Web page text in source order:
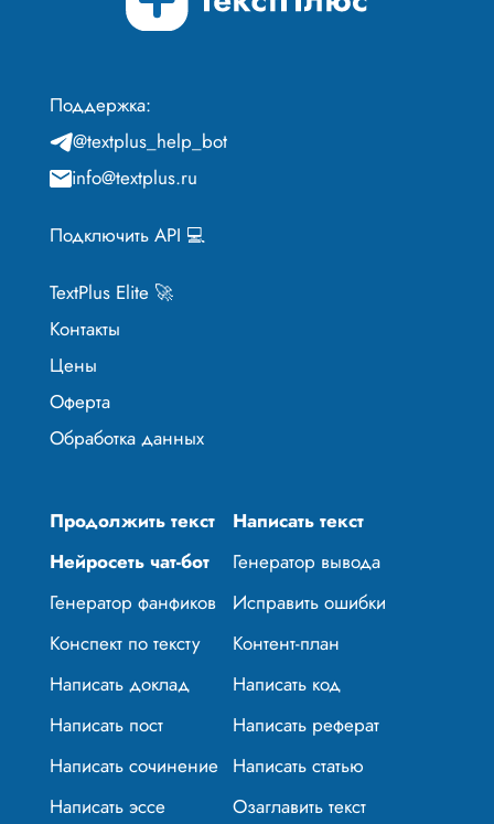
Поддержка:
@textplus_help_bot
info@textplus.ru
Подключить API 💻
TextPlus Elite 🚀
Контакты
Цены
Оферта
Обработка данных
Продолжить текст
Написать текст
Нейросеть чат-бот
Генератор вывода
Генератор фанфиков
Исправить ошибки
Конспект по тексту
Контент-план
Написать доклад
Написать код
Написать пост
Написать реферат
Написать сочинение Написать статью
Написать эссе
Озаглавить текст